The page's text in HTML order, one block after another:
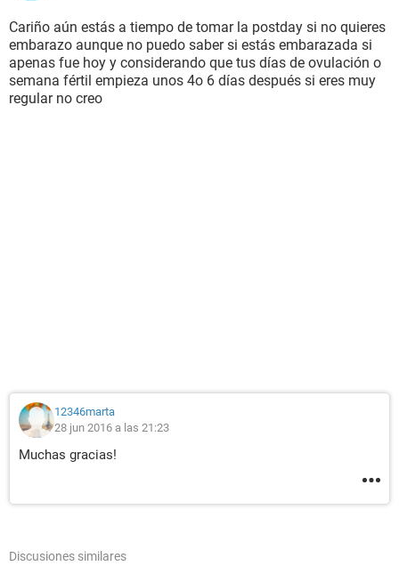
Cariño aún estás a tiempo de tomar la postday si no quieres
embarazo aunque no puedo saber si estás embarazada si
apenas fue hoy y considerando que tus días de ovulación o
semana fértil empieza unos 4o 6 días después si eres muy
regular no creo
12346marta
28 jun 2016 a las 21:23
Muchas gracias!
Discusiones similares